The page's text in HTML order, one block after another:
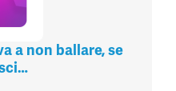
a non ballare, se